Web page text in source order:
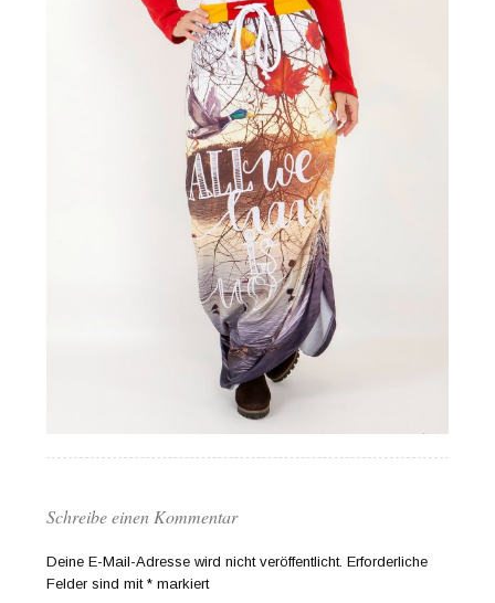
Schreibe einen Kommentar
Deine E-Mail-Adresse wird nicht veröffentlicht. Erforderliche
Felder sind mit* markiert